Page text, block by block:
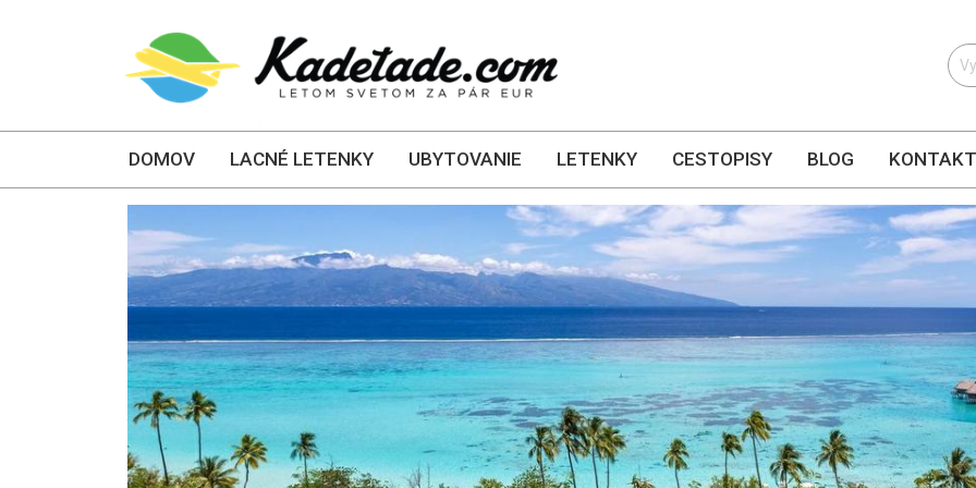
DOMOV LACNÉ LETENKY UBYTOVANIE LETENKY CESTOPISY BLOG KONTAKT